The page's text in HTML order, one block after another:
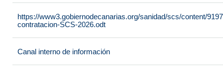
https://www3.gobiernodecanarias.org/sanidad/scs/content/
contratacion-SCS-2026.odt
Canal interno de información